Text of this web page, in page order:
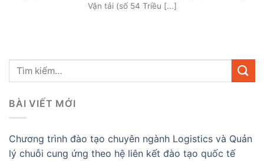
Vận tải (số 54 Triều [...]
BÀI VIẾT MỚI
Chương trình đào tạo chuyên ngành Logistics và Quản
lý chuỗi cung ứng theo hệ liên kết đào tạo quốc tế